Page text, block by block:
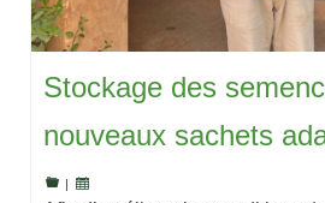
Stockage des
nouveaux sachets
|